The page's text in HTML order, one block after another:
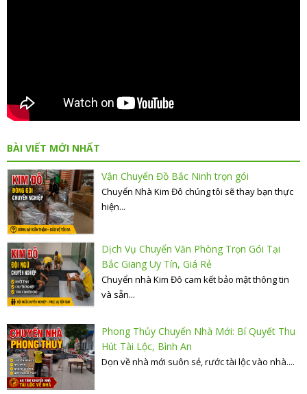
BÀI VIẾT MỚI NHẤT
Vận Chuyển Đồ Bắc Ninh trọn gói
Chuyển Nhà Kim Đô chúng tôi sẽ thay bạn thực
hiện...
Dịch Vụ Chuyển Văn Phòng Trọn Gói Tại
Bắc Giang Uy Tín, Giá Rẻ
Chuyển nhà Kim Đô cam kết bảo mật thông tin
và sẵn...
Phong Thủy Chuyển Nhà Mới: Bí Quyết Thu
Hút Tài Lộc, Bình An
Dọn về nhà mới suôn sẻ, rước tài lộc vào nhà....